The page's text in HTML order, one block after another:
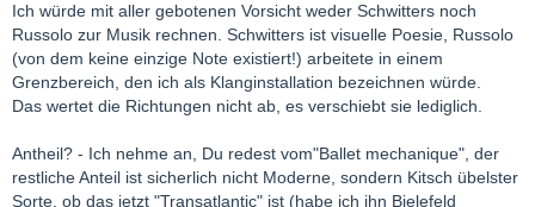
Ich würde mit aller gebotenen Vorsicht weder Schwitters noch
Russolo zur Musik rechnen. Schwitters ist visuelle Poesie, Russolo
(von dem keine einzige Note existiert!) arbeitete in einem
Grenzbereich, den ich als Klanginstallation bezeichnen würde.
Das wertet die Richtungen nicht ab, es verschiebt sie lediglich.
Antheil? - Ich nehme an, Du redest vom"Ballet mechanique", der
restliche Anteil ist sicherlich nicht Moderne, sondern Kitsch übelster
Sorte, ob das jetzt "Transatlantic" ist (habe ich ihn Bielefeld